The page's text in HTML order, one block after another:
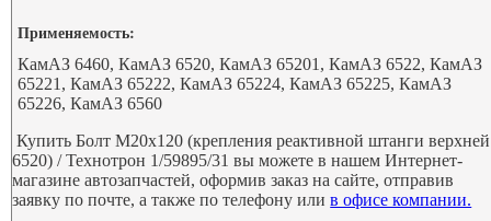
Применяемость:
КамАЗ 6460, КамАЗ 6520, КамАЗ 65201, КамАЗ 6522, КамАЗ
65221, КамАЗ 65222, КамАЗ 65224, КамАЗ 65225, КамАЗ
65226, КамАЗ 6560
Купить Болт М20х120 (крепления реактивной штанги верхней
6520) / Технотрон 1/59895/31 вы можете в нашем Интернет-
магазине автозапчастей, оформив заказ на сайте, отправив
заявку по почте, а также по телефону илив офисе компании.